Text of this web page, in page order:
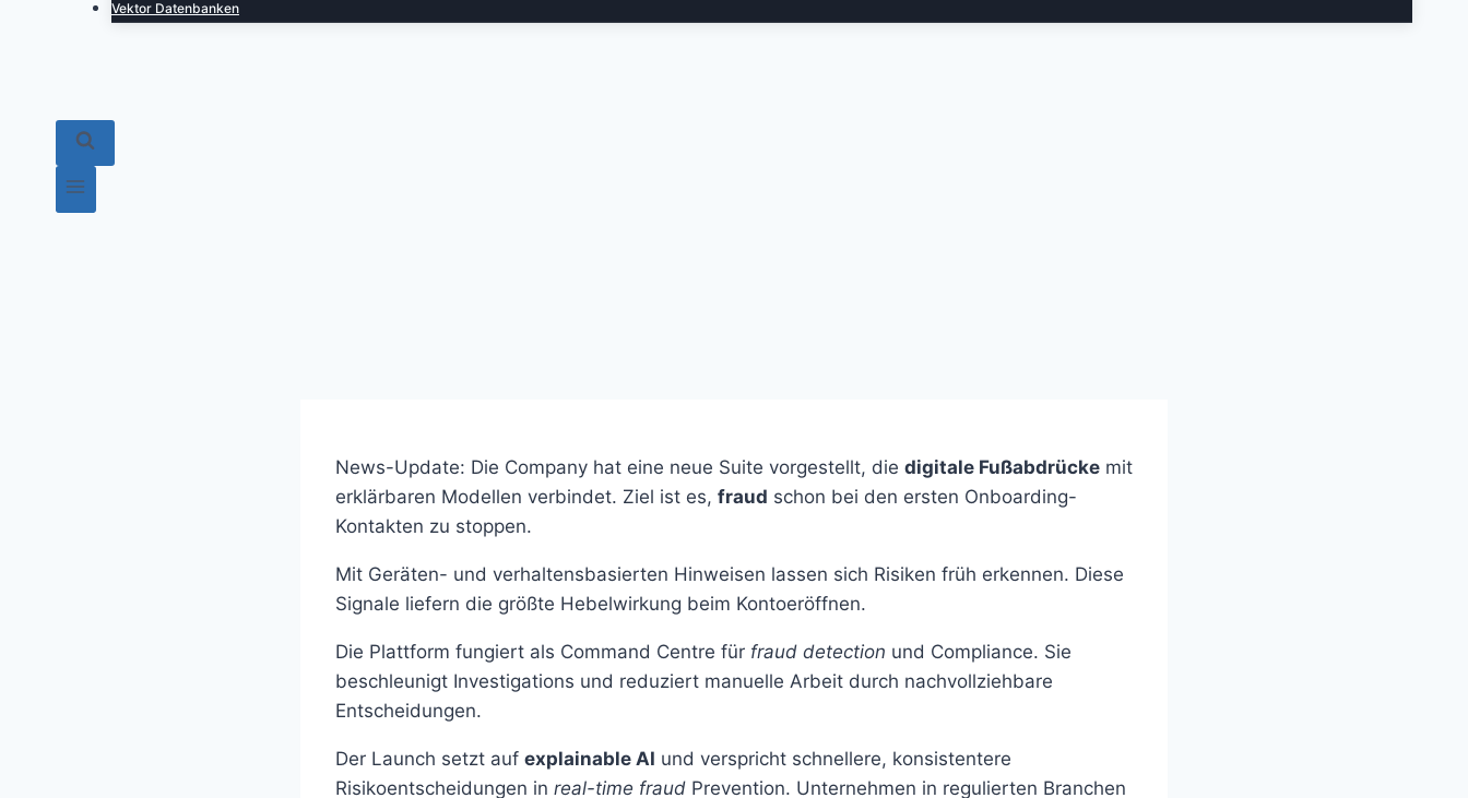
Vektor Datenbanken
News-Update: Die Company hat eine neue Suite vorgestellt, die digitale Fußabdrücke mit
erklärbaren Modellen verbindet. Ziel ist es, fraud schon bei den ersten Onboarding-
Kontakten zu stoppen.
Mit Geräten- und verhaltensbasierten Hinweisen lassen sich Risiken früh erkennen. Diese
Signale liefern die größte Hebelwirkung beim Kontoeröffnen.
Die Plattform fungiert als Command Centre für fraud detection und Compliance. Sie
beschleunigt Investigations und reduziert manuelle Arbeit durch nachvollziehbare
Entscheidungen.
Der Launch setzt auf explainable AI und verspricht schnellere, konsistentere
Risikoentscheidungen in real-time fraud Prevention. Unternehmen in regulierten Branchen